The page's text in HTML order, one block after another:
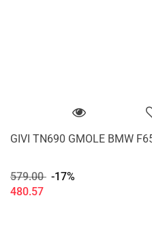
GIVI TN690 GMOLE BMW
579.00 -17%
480.57